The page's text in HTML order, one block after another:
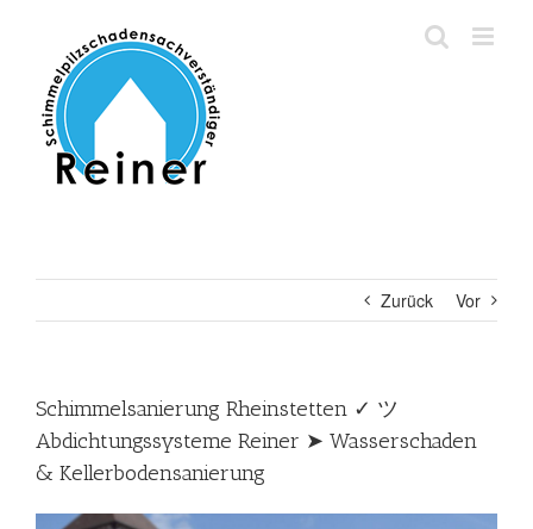
springen
Zurück Vor
Schimmelsanierung Rheinstetten ✓ ツ
Abdichtungssysteme Reiner ➤ Wasserschaden
& Kellerbodensanierung